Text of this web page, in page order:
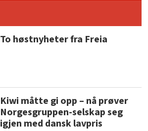
To høstnyheter fra Freia
Kiwi måtte gi opp – nå prøver
Norgesgruppen-selskap seg
igjen med dansk lavpris